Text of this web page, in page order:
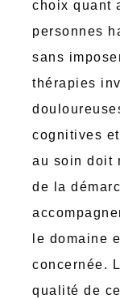
choix quant
personnes
sans
thérapies
cognitives
au soin doit
de la
le domaine
concernée.
qualité de